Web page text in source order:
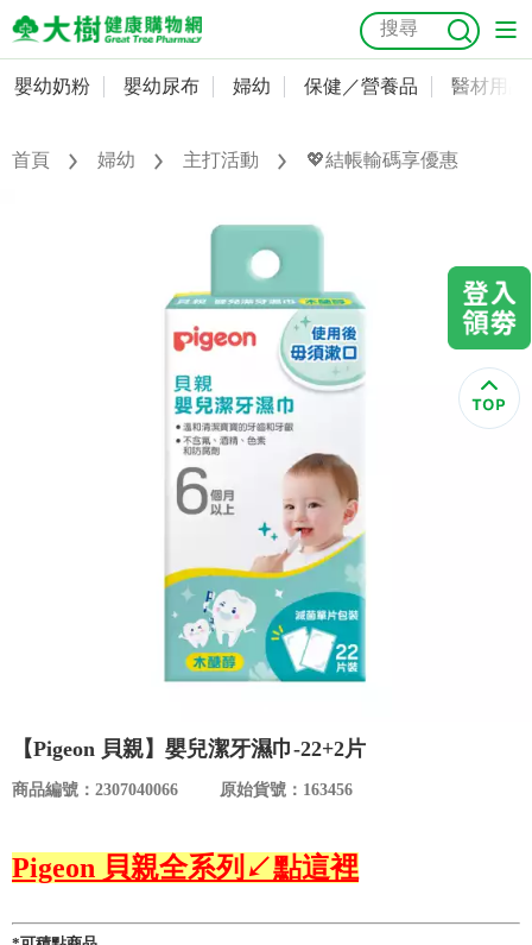
嬰幼奶粉
嬰幼尿布
優惠活動
合作提案
購物流程
抗菌 尿布 大樹獨家 益生菌 魚油 幼兒米餅 貓砂
會員資料及密碼修改
常用收件人清單
嬰幼奶粉 嬰幼尿布 婦幼 保健／營養品 醫材用品
首頁 婦幼 主打活動 💖結帳輸碼享優惠
【Pigeon 貝親】嬰兒潔牙濕巾-22+2片
商品編號：2307040066 原始貨號：163456
Pigeon 貝親全系列↙點這裡